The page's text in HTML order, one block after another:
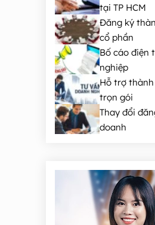
tại TP HCM
Đăng ký
cổ phần
Bố cáo điện
nghiệp
Hỗ trợ
trọn gói
Thay đổi
doanh